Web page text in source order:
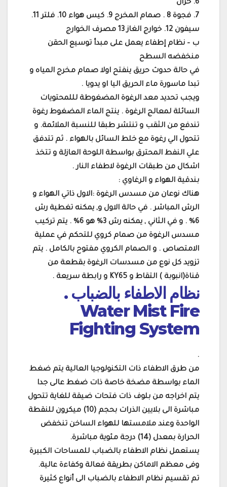
6. خزان
7. فجوة 8 . صمام المخرج 9. كيس هواء 10. فلتر 11.
سيفون 12. خوارج الغاز 13 مصرف الخوارج
ب – نظام إطفاء يعمل على مبدأ توسيع الحقن
منخفضه السطح
في حالة حدوث حريق ينفتح اولا صمام مخرج المياه و
تبدا ماسورة ماء الحريق اليا او يدويا .
ويجب تحديد معد الرغوة المضغوطة لللمحتويات
السائلة لمعالج الرغوة . ينتج الماء المضغوط رغوة
تندفع من الثقب و تنتشر طبقا للنسبة الملائمة. و
تتحول الي رغوة مع خلط السائل بالهواء . ثم تتدفق
علي النفط المحترق بواسطة اللوحة العازلة و تتخذ
اشكال من طبقات الرغوة لاطفاء النار .
بندقية الهواء و الرغاوي :
هناك نوعان من مسدس الرغوة :الاول ذاتي الهواء و
الرش المباشر . في حالة الاول و, يمكنه تغطية رش
6% . و في الثاني , يمكنه رش 3% هو 6% . يتم تركيب
مسدس الرغوة من صمام كروي للتحكم في عملية
الامتصاص . و الصمام الكروي مفتوح بالكامل . يتم
تزويد كل نوع من مسدسات الرغوة بقطعة من
قناة(انبوبة ) التقاط و KY65 و رابطة سريعة .
نظام الاطفاء بالضباب .
Water Mist Fire
Fighting System
.
من طرق الاطفاء ذات التكنولوجيا العالية يتم ضغط
الماء بواسطة مضخة خاصة ذات ضغط عالى جدا
يتم اخراجه من بلوف ذات فتحات ضيقة للغاية تتحول
مباشرة الى بلايين الذرات بحجم (10) ميكرون للنقطة
الواحدة وعند ملامستها للهواء الساخن تنخفض
الحرارة بمعدل (14) درجة مئوية مباشرة.
يستعمل نظام الاطفاء بالضباب للمساحات الكبيرة
وفى معظم الاماكن بطريقة فعالة وكفاءة عالية.
تم تقسيم نظام الاطفاء بالضباب الى أنواع كثيرة